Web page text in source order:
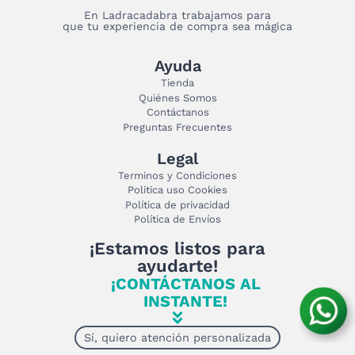
En Ladracadabra trabajamos para
que tu experiencia de compra sea mágica
Ayuda
Tienda
Quiénes Somos
Contáctanos
Preguntas Frecuentes
Legal
Terminos y Condiciones
Politica uso Cookies
Política de privacidad
Política de Envíos
¡Estamos listos para
ayudarte!
¡CONTÁCTANOS AL
INSTANTE!
Sí, quiero atención personalizada